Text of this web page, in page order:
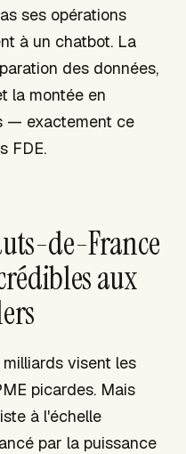
ses opérations
à un chatbot. La
des données,
la montée en
— exactement ce
FDE.
de-France
aux
visent les
picardes. Mais
à l'échelle
par la puissance